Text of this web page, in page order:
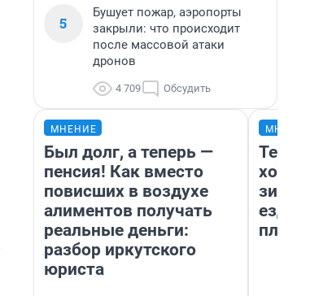
5
Бушует пожар, аэропорты
закрыли: что происходит
после массовой атаки
дронов
4 709 Обсудить
МНЕНИЕ
Был долг, а теперь —
пенсия! Как вместо
повисших в воздухе
алиментов получать
реальные деньги:
разбор иркутского
юриста
ездит